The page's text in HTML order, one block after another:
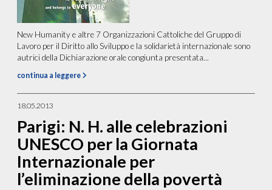
New Humanity e altre 7 Organizzazioni Cattoliche del Gruppo di
Lavoro per il Diritto allo Sviluppo e la solidarietà internazionale sono
autrici della Dichiarazione orale congiunta presentata...
continua a leggere
18.05.2013
Parigi: N. H. alle celebrazioni
UNESCO per la Giornata
Internazionale per
l’eliminazione della povertà